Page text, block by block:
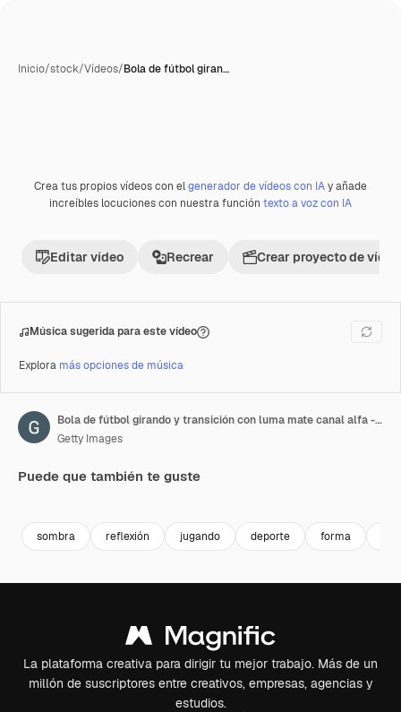
Inicio/stock/Vídeos/Bola de fútbol giran…
Premium
Crea tus propios vídeos con elgenerador de vídeos con IAy añade
increíbles locuciones con nuestra función texto a voz con IA
Editar vídeo Recrear Crear proyecto de vídeo
Música sugerida para este vídeo
Explora más opciones de música
Bola de fútbol girando y transición con luma mate canal alfa - bucle sin costuras - video de stock
Getty Images
Puede que también te guste
sombra reflexión jugando deporte forma
La plataforma creativa para dirigir tu mejor trabajo. Más de un
millón de suscriptores entre creativos, empresas, agencias y
estudios.